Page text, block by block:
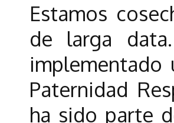
Estamos
de larga
implementado
Paternidad
ha sido parte